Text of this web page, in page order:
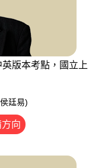
版本考點，國立上
廷易)
向